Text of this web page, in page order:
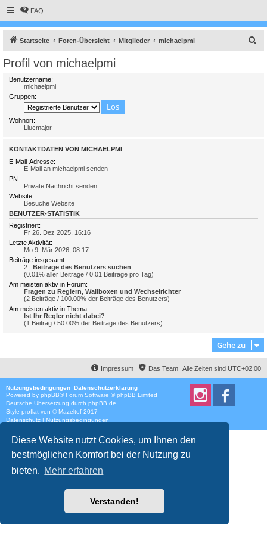
Diese Website nutzt Cookies, um Ihnen den
bestmöglichen Komfort bei der Nutzung zu
bieten. Mehr erfahren
Verstanden!
FAQ
Startseite Foren-Übersicht Mitglieder michaelpmi
Profil von michaelpmi
Benutzername:
michaelpmi
Gruppen:
Wohnort:
Llucmajor
KONTAKTDATEN VON MICHAELPMI
E-Mail-Adresse:
E-Mail an michaelpmi senden
PN:
Private Nachricht senden
Website:
Besuche Website
BENUTZER-STATISTIK
Registriert:
Fr 26. Dez 2025, 16:16
Letzte Aktivität:
Mo 9. Mär 2026, 08:17
Beiträge insgesamt:
2 | Beiträge des Benutzers suchen
(0.01% aller Beiträge / 0.01 Beiträge pro Tag)
Am meisten aktiv in Forum:
Fragen zu Reglern, Wallboxen und Wechselrichter
(2 Beiträge / 100.00% der Beiträge des Benutzers)
Am meisten aktiv in Thema:
Ist Ihr Regler nicht dabei?
(1 Beitrag / 50.00% der Beiträge des Benutzers)
Gehe zu
Alle Zeiten sind UTC+02:00
Das Team
Impressum
Nutzungsbedingungen Datenschutzerklärung
Powered by phpBB® Forum Software © phpBB Limited
Deutsche Übersetzung durch phpBB.de
Style proflat von ©Mazeltof 2017
Datenschutz | Nutzungsbedingungen